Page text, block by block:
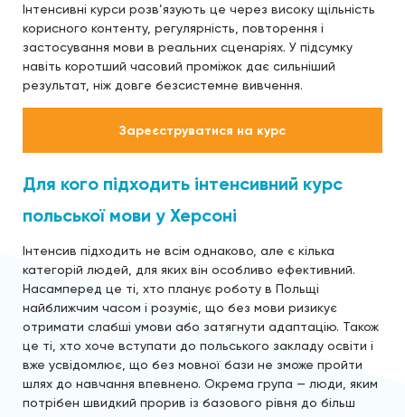
Інтенсивні курси розв’язують це через високу щільність
корисного контенту, регулярність, повторення і
застосування мови в реальних сценаріях. У підсумку
навіть коротший часовий проміжок дає сильніший
результат, ніж довге безсистемне вивчення.
Зареєструватися на курс
Для кого підходить інтенсивний курс
польської мови у Херсоні
Інтенсив підходить не всім однаково, але є кілька
категорій людей, для яких він особливо ефективний.
Насамперед це ті, хто планує роботу в Польщі
найближчим часом і розуміє, що без мови ризикує
отримати слабші умови або затягнути адаптацію. Також
це ті, хто хоче вступати до польського закладу освіти і
вже усвідомлює, що без мовної бази не зможе пройти
шлях до навчання впевнено. Окрема група — люди, яким
потрібен швидкий прорив із базового рівня до більш